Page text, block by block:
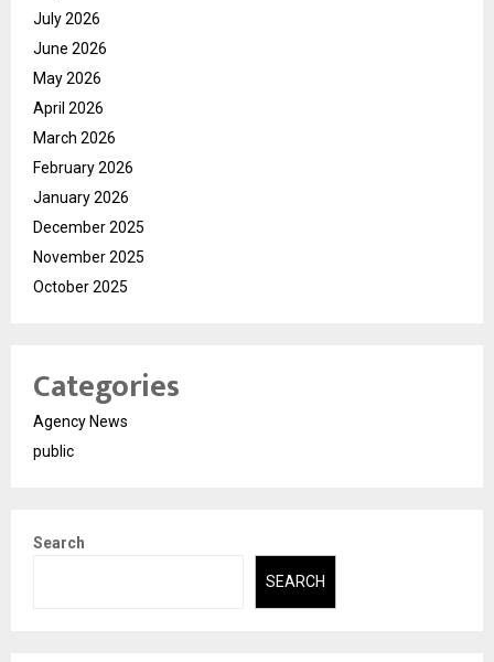
July 2026
June 2026
May 2026
April 2026
March 2026
February 2026
January 2026
December 2025
November 2025
October 2025
Categories
Agency News
public
Search
SEARCH